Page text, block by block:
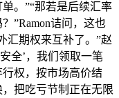
。”“那若是后续汇率
”Ramon诘问，这也
汇期权来互补了。”赵
全’，我们领取一笔
权，按市场高价结
把吃亏节制正在无限